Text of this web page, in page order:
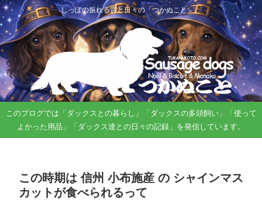
しっぽの振れる音と日々の「つかぬこと」。
このブログでは「ダックスとの暮らし」「ダックスの多頭飼い」「使って
よかった用品」「ダックス達との日々の記録」を発信しています。
この時期は 信州 小布施産 の シャインマス
カットが食べられるって